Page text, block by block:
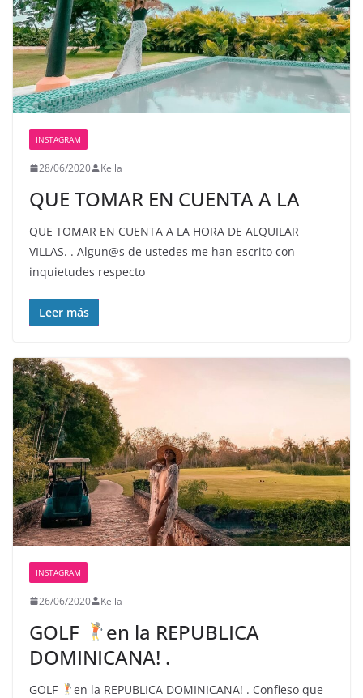
INSTAGRAM
28/06/2020 Keila
QUE TOMAR EN CUENTA A LA
QUE TOMAR EN CUENTA A LA HORA DE ALQUILAR
VILLAS. . Algun@s de ustedes me han escrito con
inquietudes respecto
Leer más
INSTAGRAM
26/06/2020 Keila
GOLF
en la REPUBLICA
DOMINICANA! .
GOLF
en la REPUBLICA DOMINICANA! . Confieso que